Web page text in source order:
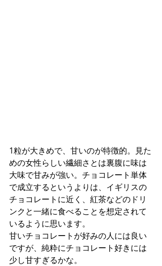
1粒が大きめで、甘いのが特徴的。見た
めの女性らしい繊細さとは裏腹に味は
大味で甘みが強い。チョコレート単体
で成立するというよりは、イギリスの
チョコレートに近く、紅茶などのドリ
ンクと一緒に食べることを想定されて
いるように思います。
甘いチョコレートが好みの人には良い
ですが、純粋にチョコレート好きには
少し甘すぎるかな。